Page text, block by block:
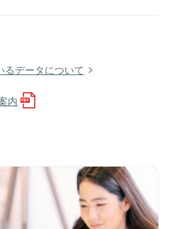
データについて
内